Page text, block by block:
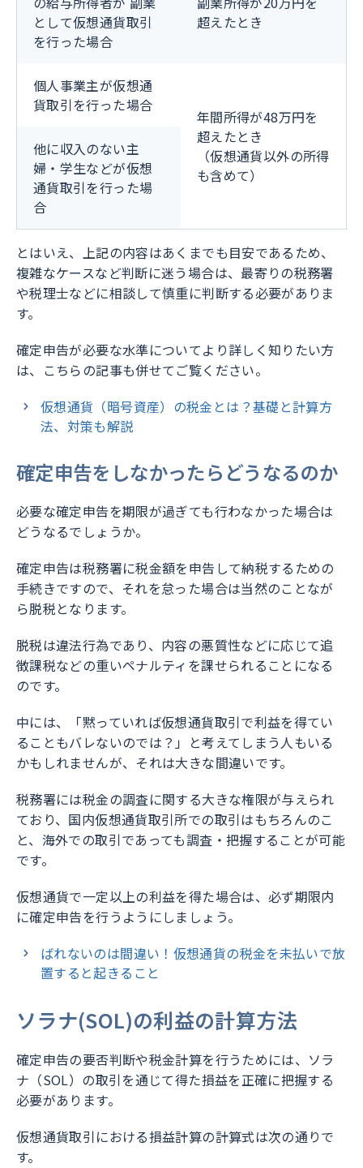
として仮想通貨取引
を行った場合
超えたとき
個人事業主が仮想通
貨取引を行った場合
年間所得が48万円を
超えたとき
（仮想通貨以外の所得
も含めて）
他に収入のない主
婦・学生などが仮想
通貨取引を行った場
合
とはいえ、上記の内容はあくまでも目安であるため、
複雑なケースなど判断に迷う場合は、最寄りの税務署
や税理士などに相談して慎重に判断する必要がありま
す。
確定申告が必要な水準についてより詳しく知りたい方
は、こちらの記事も併せてご覧ください。
仮想通貨（暗号資産）の税金とは？基礎と計算方
法、対策も解説
確定申告をしなかったらどうなるのか
必要な確定申告を期限が過ぎても行わなかった場合は
どうなるでしょうか。
確定申告は税務署に税金額を申告して納税するための
手続きですので、それを怠った場合は当然のことなが
ら脱税となります。
脱税は違法行為であり、内容の悪質性などに応じて追
徴課税などの重いペナルティを課せられることになる
のです。
中には、「黙っていれば仮想通貨取引で利益を得てい
ることもバレないのでは？」と考えてしまう人もいる
かもしれませんが、それは大きな間違いです。
税務署には税金の調査に関する大きな権限が与えられ
ており、国内仮想通貨取引所での取引はもちろんのこ
と、海外での取引であっても調査・把握することが可能
です。
仮想通貨で一定以上の利益を得た場合は、必ず期限内
に確定申告を行うようにしましょう。
ばれないのは間違い！仮想通貨の税金を未払いで放
置すると起きること
ソラナ(SOL)の利益の計算方法
確定申告の要否判断や税金計算を行うためには、ソラ
ナ（SOL）の取引を通じて得た損益を正確に把握する
必要があります。
仮想通貨取引における損益計算の計算式は次の通りで
す。